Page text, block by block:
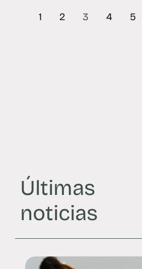
1 2 3 4 5
Últimas
noticias